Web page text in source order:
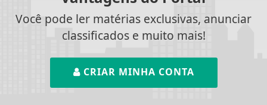
Você pode ler matérias exclusivas, anunciar
classificados e muito mais!
CRIAR MINHA CONTA